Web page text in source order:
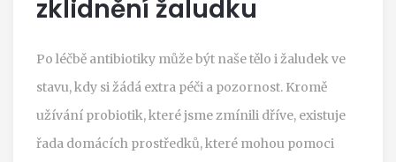
zklidnění žaludku
Po léčbě antibiotiky může být naše tělo i žaludek ve
stavu, kdy si žádá extra péči a pozornost. Kromě
užívání probiotik, které jsme zmínili dříve, existuje
řada domácích prostředků, které mohou pomoci